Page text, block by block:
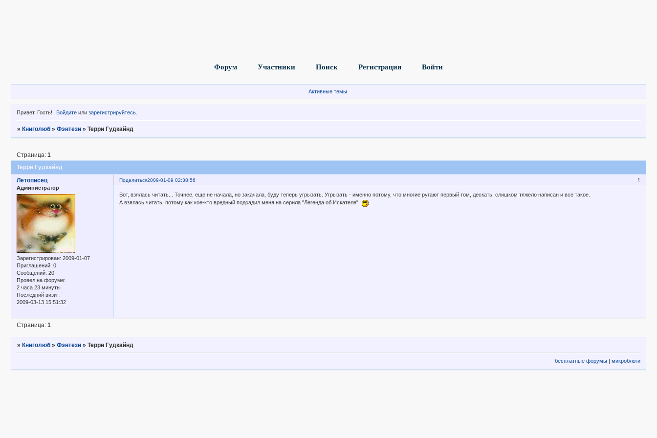
Форум Участники Поиск Регистрация Войти
Активные темы
Привет, Гость! Войдите или зарегистрируйтесь
» Книголюб » Фэнтези » Терри Гудкайнд
Терри Гудкайнд
Страница: 1
Поделиться 1
2009-01-09 02:38:56
Летописец
Администратор
Зарегистрирован: 2009-01-07
Приглашений: 0
Сообщений: 20
Провел на форуме:
2 часа 23 минуты
Последний визит:
2009-03-13 15:51:32
Вот, взялась читать... Точнее, еще не начала, но закачала, буду теперь угрызать. Угрызать - именно потому, что многие ругают первый том, дескать, слишком тяжело написан и все такое.
А взялась читать, потому как кое-кто вредный подсадил меня на серила "Легенда об Искателе".
Страница: 1
» Книголюб » Фэнтези » Терри Гудкайнд
бесплатные форумы |микроблоги